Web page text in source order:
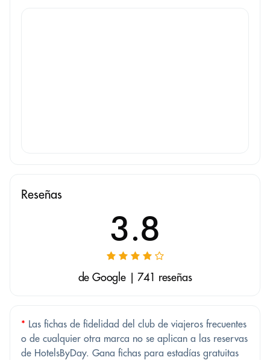
Reseñas
3.8
de Google | 741 reseñas
* Las fichas de fidelidad del club de viajeros frecuentes
o de cualquier otra marca no se aplican a las reservas
de HotelsByDay. Gana fichas para estadías gratuitas